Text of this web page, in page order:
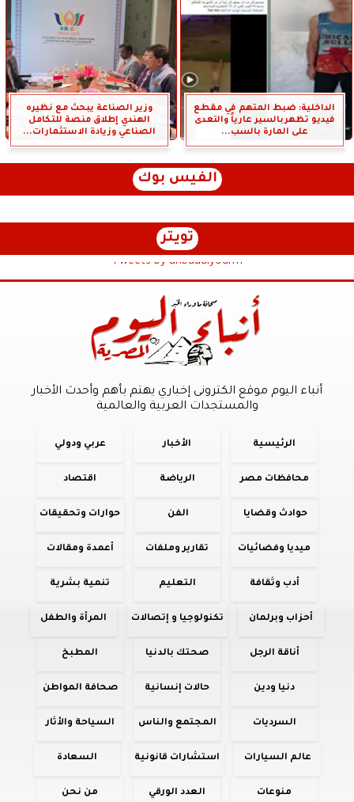
الداخلية: ضبط المتهم في مقطع
فيديو تظهربالسير عارياً والتعدى
على المارة بالسب...
وزير الصناعة يبحث مع نظيره
الهندي إطلاق منصة للتكامل
الصناعي وزيادة الاستثمارات...
الفيس بوك
تويتر
Tweets by anbaaalyoum1
أنباء اليوم موقع الكترونى إخباري يهتم بأهم وأحدث الأخبار
والمستجدات العربية والعالمية
الرئيسية الأخبار عربي ودولي
محافظات مصر الرياضة اقتصاد
حوادث وقضايا الفن حوارات وتحقيقات
ميديا وفضائيات تقارير وملفات أعمدة ومقالات
أدب وثقافة التعليم تنمية بشرية
أحزاب وبرلمان تكنولوجيا و إتصالات المرأة والطفل
أناقة الرجل صحتك بالدنيا المطبخ
دنيا ودين حالات إنسانية صحافة المواطن
السرديات المجتمع والناس السياحة والأثار
عالم السيارات استشارات قانونية السعادة
منوعات العدد الورقي من نحن